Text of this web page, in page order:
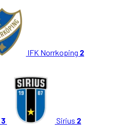
IFK Norrkoping 2
3 Sirius 2